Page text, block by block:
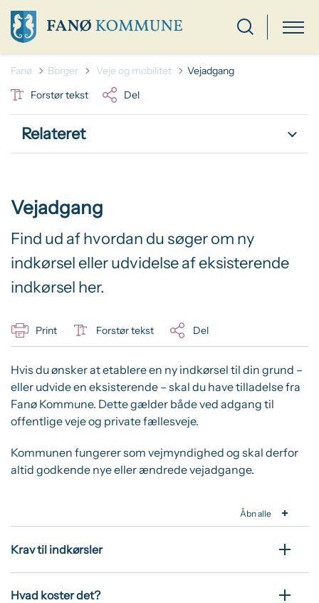
Fanø Borger Tilbage til
Veje og mobilitet
Vejadgang
Forstør tekst
Del
Relateret
Vejadgang
Find ud af hvordan du søger om ny
indkørsel eller udvidelse af eksisterende
indkørsel her.
Print Forstør tekst Del
Hvis du ønsker at etablere en ny indkørsel til din grund –
eller udvide en eksisterende – skal du have tilladelse fra
Fanø Kommune. Dette gælder både ved adgang til
offentlige veje og private fællesveje.
Kommunen fungerer som vejmyndighed og skal derfor
altid godkende nye eller ændrede vejadgange.
Åbn alle
Krav til indkørsler
Hvad koster det?